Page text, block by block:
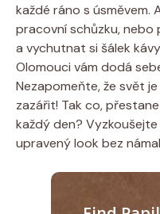
každé ráno s úsměvem.
pracovní schůzku,
a vychutnat si šálek
Olomouci vám dodá
Nezapomeňte, že svět
zazářit! Tak co,
každý den?
upravený look bez